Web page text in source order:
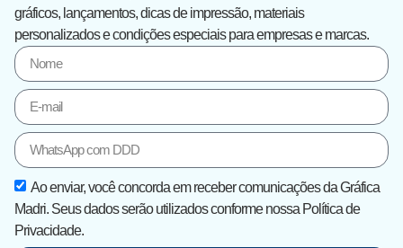
gráficos, lançamentos, dicas de impressão, materiais
personalizados e condições especiais para empresas e marcas.
Ao enviar, você concorda em receber comunicações da Gráfica
Madri. Seus dados serão utilizados conforme nossa Política de
Privacidade.